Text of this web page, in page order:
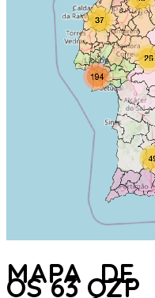
MAPA DE
OS 63 QZP